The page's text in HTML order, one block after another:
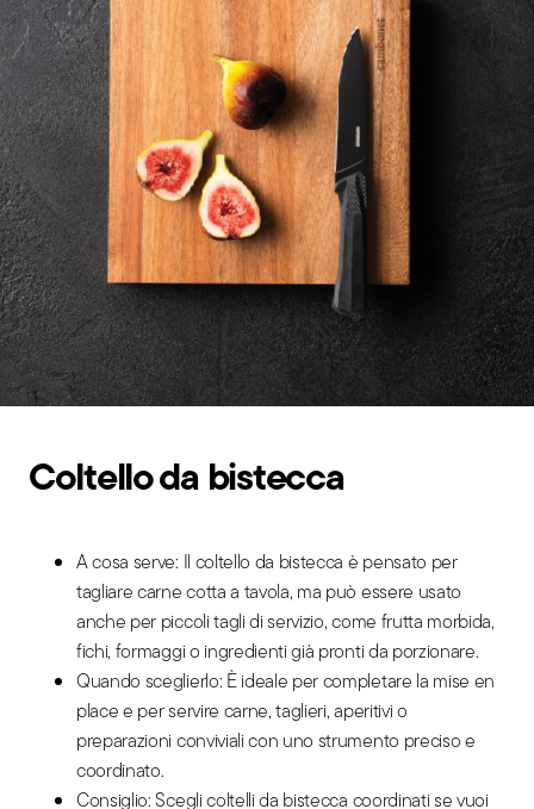
Coltello da bistecca
A cosa serve: Il coltello da bistecca è pensato per
tagliare carne cotta a tavola, ma può essere usato
anche per piccoli tagli di servizio, come frutta morbida,
fichi, formaggi o ingredienti già pronti da porzionare.
Quando sceglierlo: È ideale per completare la mise en
place e per servire carne, taglieri, aperitivi o
preparazioni conviviali con uno strumento preciso e
coordinato.
Consiglio: Scegli coltelli da bistecca coordinati se vuoi